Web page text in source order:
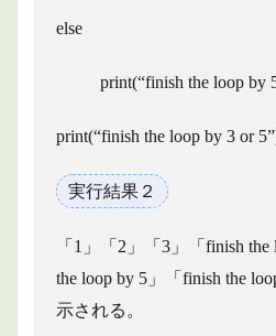
else
print(“finish the loop by
print(“finish the loop by 3 or
実行結果２
「1」「2」「3」「finish
the loop by 5」「finish the
示される。